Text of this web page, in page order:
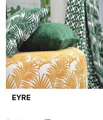
EYRE